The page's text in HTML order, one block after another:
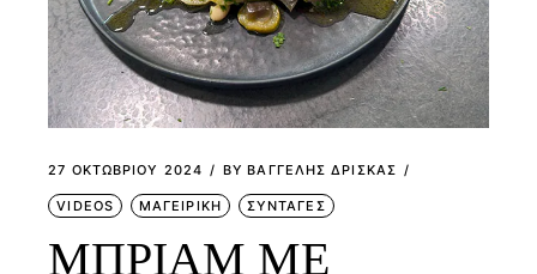
27 ΟΚΤΩΒΡΊΟΥ 2024 BY ΒΑΓΓΕΛΗΣ ΔΡΙΣΚΑΣ
VIDEOS ΜΑΓΕΙΡΙΚΗ ΣΥΝΤΑΓΕΣ
ΜΠΡΙΑΜ ΜΕ